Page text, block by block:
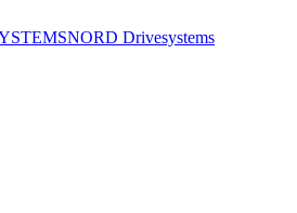
NORD Drivesystems